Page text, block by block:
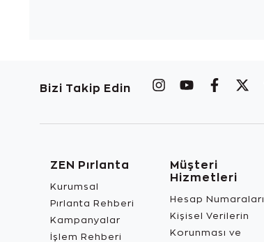
Bizi Takip Edin
ZEN Pırlanta
Kurumsal
Pırlanta Rehberi
Kampanyalar
İşlem Rehberi
Müşteri
Hizmetleri
Hesap Numaraları
Kişisel Verilerin
Korunması ve